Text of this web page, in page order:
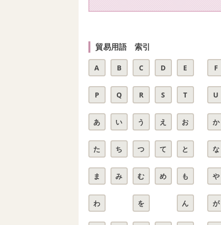
貿易用語 索引
A B C D E F
P Q R S T U
あ い う え お か
た ち つ て と な
ま み む め も や
わ を ん が